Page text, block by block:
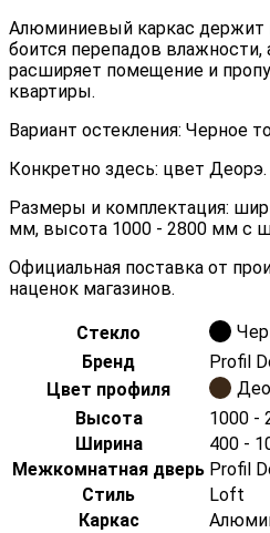
Алюминиевый каркас держит
боится перепадов влажности,
расширяет помещение и
квартиры.
Вариант остекления: Черное
Конкретно здесь: цвет Деорэ.
Размеры и комплектация:
мм, высота 1000 - 2800 мм с
Официальная поставка от
наценок магазинов.
Стекло
Бренд
Profil
Цвет профиля
Высота
1000 -
Ширина
400 -
Межкомнатная дверь Profil
Стиль
Loft
Каркас